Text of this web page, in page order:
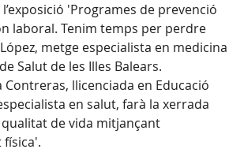
'Programes de prevenció
laboral. Tenim temps per perdre
metge especialista en medicina
Salut de les Illes Balears.
llicenciada en Educació
en salut, farà la xerrada
de vida mitjançant
física'.